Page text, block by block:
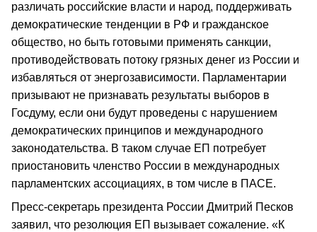
различать российские власти и народ, поддерживать
демократические тенденции в РФ и гражданское
общество, но быть готовыми применять санкции,
противодействовать потоку грязных денег из России и
избавляться от энергозависимости. Парламентарии
призывают не признавать результаты выборов в
Госдуму, если они будут проведены с нарушением
демократических принципов и международного
законодательства. В таком случае ЕП потребует
приостановить членство России в международных
парламентских ассоциациях, в том числе в ПАСЕ.
Пресс-секретарь президента России Дмитрий Песков
заявил, что резолюция ЕП вызывает сожаление. «К